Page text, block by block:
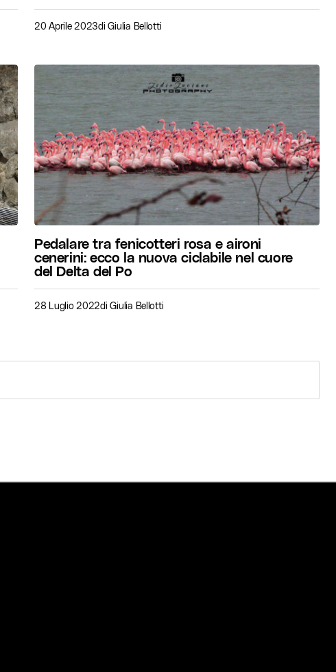
20 Aprile 2023di Giulia Bellotti
Pedalare tra fenicotteri rosa e aironi
cenerini: ecco la nuova ciclabile nel cuore
del Delta del Po
28 Luglio 2022di Giulia Bellotti